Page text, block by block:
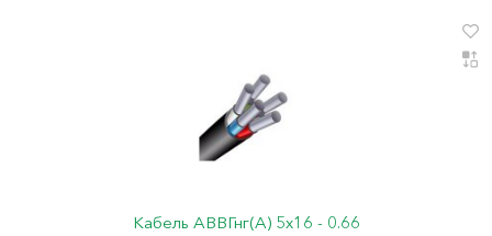
Кабель АВВГнг(А) 5х16 - 0.66